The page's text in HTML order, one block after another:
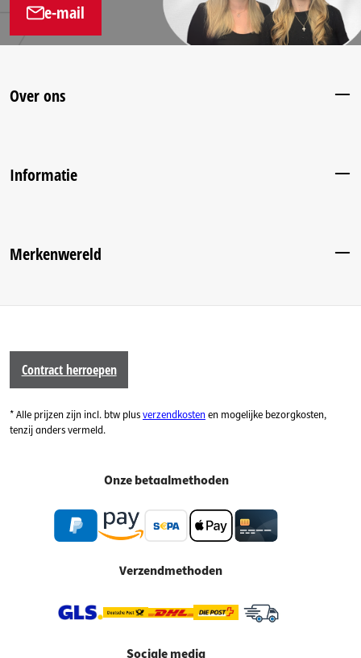
e-mail
Over ons
Informatie
Merkenwereld
Contract herroepen
* Alle prijzen zijn incl. btw plusverzendkostenen mogelijke bezorgkosten,
tenzij anders vermeld.
Onze betaalmethoden
Verzendmethoden
Sociale media